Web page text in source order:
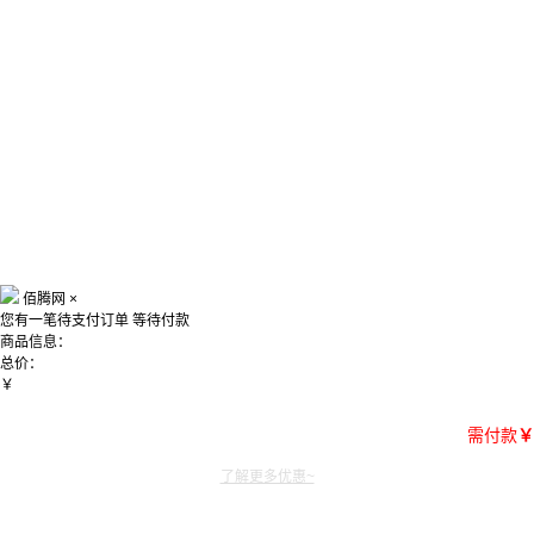
佰腾网 ×
您有一笔待支付订单 等待付款
商品信息：
总价：
￥
需付款￥
了解更多优惠~